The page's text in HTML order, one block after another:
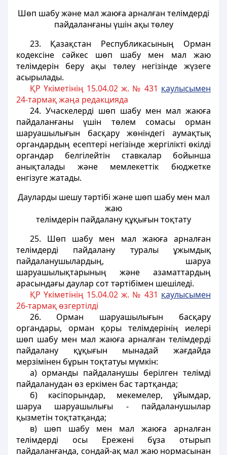
Шөп шабу және мал жаюға арналған телiмдердi
пайдаланғаны үшiн ақы төлеу
23. Қазақстан Республикасының Орман
кодексiне сәйкес шөп шабу мен мал жаю
телiмдерiн беру ақы төлеу негiзiнде жүзеге
асырылады.
ҚР Үкіметінің 15.04.02 ж. № 431 қаулысымен
24-тармақ жаңа редакцияда
24. Учаскелердi шөп шабу мен мал жаюға
пайдаланғаны үшiн төлем сомасы орман
шаруашылығын басқару жөніндегі аумақтық
органдардың есептерi негiзiнде жергіліктi өкiлдi
органдар белгiлейтiн ставкалар бойынша
анықталады және мемлекеттік бюджетке
енгiзуге жатады.
Дауларды шешу тәртібі және шөп шабу мен мал
жаю
телiмдерiн пайдалану құқығын тоқтату
25. Шөп шабу мен мал жаюға арналған
телiмдердi пайдалану туралы ұжымдық
пайдаланушылардың, шаруа
шаруашылықтарының және азаматтардың
арасындағы даулар сот тәртібімен шешiледi.
ҚР Үкіметінің 15.04.02 ж. № 431 қаулысымен
26-тармақ өзгертілді
26. Орман шаруашылығын басқару
органдары, орман қоры телiмдерiнiң иелерi
шөп шабу мен мал жаюға арналған телiмдердi
пайдалану құқығын мынадай жағдайда
мерзiмiнен бұрын тоқтатуы мүмкiн:
а) орманды пайдаланушы берiлген телiмдi
пайдаланудан өз еркiмен бас тартқанда;
б) кәсiпорындар, мекемелер, ұйымдар,
шаруа шаруашылығы - пайдаланушылар
қызметiн тоқтатқанда;
в) шөп шабу мен мал жаюға арналған
телiмдердi осы Ереженi бұза отырып
пайдаланғанда, сондай-ақ мал жаю нормасынан